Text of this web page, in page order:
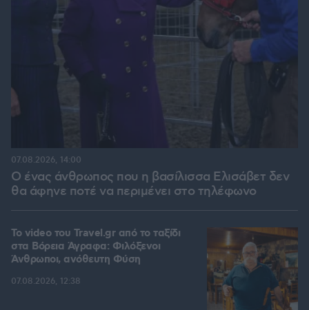
Ο ένας άνθρωπος που η βασίλισσα Ελισάβετ δεν
θα άφηνε ποτέ να περιμένει στο τηλέφωνο
07.08.2026, 14:00
To video του Travel.gr από το ταξίδι
στα Βόρεια Άγραφα: Φιλόξενοι
Άνθρωποι, ανόθευτη Φύση
07.08.2026, 12:38